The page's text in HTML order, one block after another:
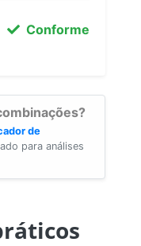
Conforme
de
para análises